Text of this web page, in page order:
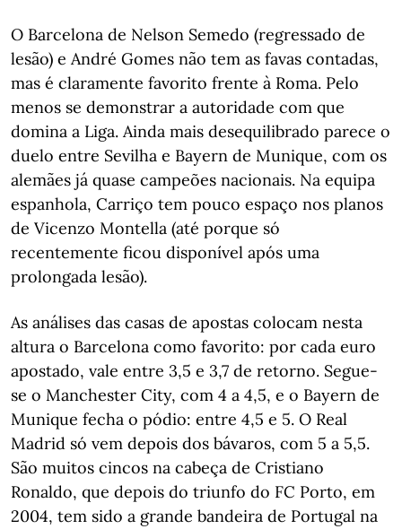
O Barcelona de Nelson Semedo (regressado de
lesão) e André Gomes não tem as favas contadas,
mas é claramente favorito frente à Roma. Pelo
menos se demonstrar a autoridade com que
domina a Liga. Ainda mais desequilibrado parece o
duelo entre Sevilha e Bayern de Munique, com os
alemães já quase campeões nacionais. Na equipa
espanhola, Carriço tem pouco espaço nos planos
de Vicenzo Montella (até porque só
recentemente ficou disponível após uma
prolongada lesão).
As análises das casas de apostas colocam nesta
altura o Barcelona como favorito: por cada euro
apostado, vale entre 3,5 e 3,7 de retorno. Segue-
se o Manchester City, com 4 a 4,5, e o Bayern de
Munique fecha o pódio: entre 4,5 e 5. O Real
Madrid só vem depois dos bávaros, com 5 a 5,5.
São muitos cincos na cabeça de Cristiano
Ronaldo, que depois do triunfo do FC Porto, em
2004, tem sido a grande bandeira de Portugal na